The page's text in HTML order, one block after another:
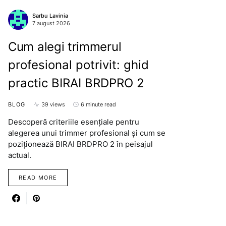
Sarbu Lavinia
7 august 2026
Cum alegi trimmerul
profesional potrivit: ghid
practic BIRAI BRDPRO 2
BLOG 39 views 6 minute read
Descoperă criteriile esențiale pentru
alegerea unui trimmer profesional și cum se
poziționează BIRAI BRDPRO 2 în peisajul
actual.
READ MORE